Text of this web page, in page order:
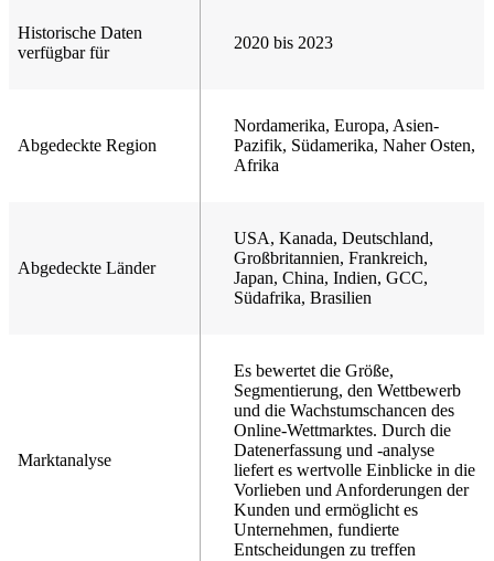
Historische Daten
verfügbar für
2020 bis 2023
Abgedeckte Region
Nordamerika, Europa, Asien-
Pazifik, Südamerika, Naher Osten,
Afrika
Abgedeckte Länder
USA, Kanada, Deutschland,
Großbritannien, Frankreich,
Japan, China, Indien, GCC,
Südafrika, Brasilien
Marktanalyse
Es bewertet die Größe,
Segmentierung, den Wettbewerb
und die Wachstumschancen des
Online-Wettmarktes. Durch die
Datenerfassung und -analyse
liefert es wertvolle Einblicke in die
Vorlieben und Anforderungen der
Kunden und ermöglicht es
Unternehmen, fundierte
Entscheidungen zu treffen